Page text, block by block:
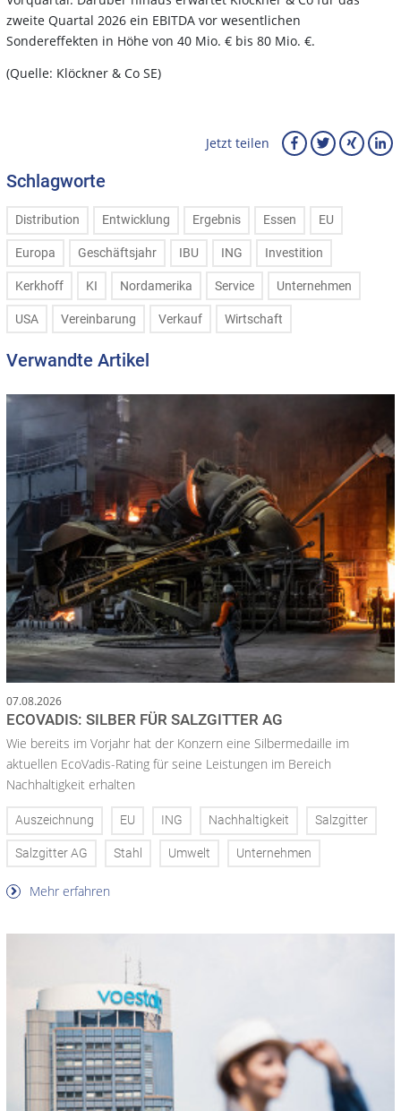
zweite Quartal 2026 ein EBITDA vor wesentlichen
Sondereffekten in Höhe von 40 Mio. € bis 80 Mio. €.
(Quelle: Klöckner & Co SE)
Jetzt teilen
Schlagworte
Distribution Entwicklung Ergebnis Essen EU
Europa Geschäftsjahr IBU ING Investition
Kerkhoff KI Nordamerika Service Unternehmen
USA Vereinbarung Verkauf Wirtschaft
Verwandte Artikel
07.08.2026
ECOVADIS: SILBER FÜR SALZGITTER AG
Wie bereits im Vorjahr hat der Konzern eine Silbermedaille im
aktuellen EcoVadis-Rating für seine Leistungen im Bereich
Nachhaltigkeit erhalten
Auszeichnung EU ING Nachhaltigkeit Salzgitter
Salzgitter AG Stahl Umwelt Unternehmen
Mehr erfahren